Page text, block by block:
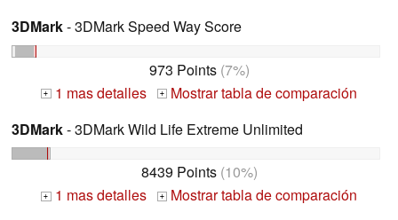
3DMark- 3DMark Speed Way Score
973 Points(7%)
+ 1 mas detalles +
Mostrar tabla de comparación
3DMark- 3DMark Wild Life Extreme Unlimited
8439 Points(10%)
+ 1 mas detalles +
Mostrar tabla de comparación